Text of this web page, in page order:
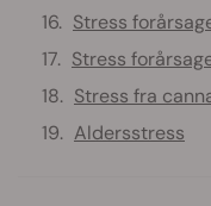
Stress
Stress
Stress fra
Aldersstress